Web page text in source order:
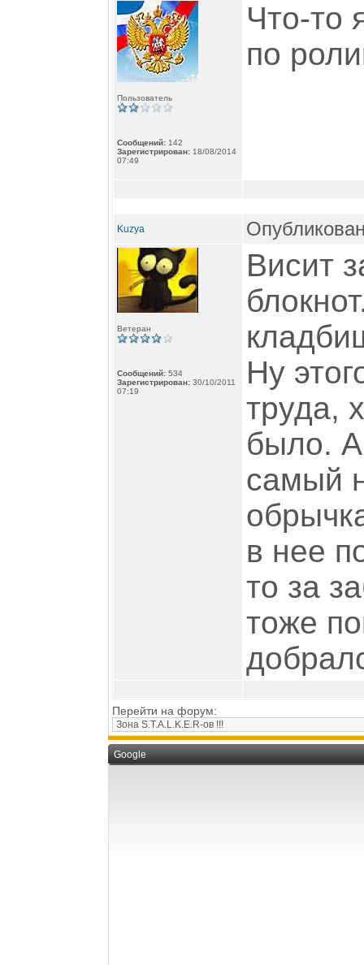
Пользователь
Сообщений: 142
Зарегистрирован: 18/08/2014
07:49
Что-то
по
Kuzya
Ветеран
Сообщений: 534
Зарегистрирован: 30/10/2011
07:19
Висит
Ну
труда,
было. А
самый
в нее
то за
тоже
Перейти на форум:
Google